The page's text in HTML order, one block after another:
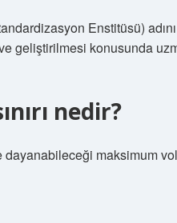
Enstitüsü)
geliştirilmesi konusunda
nedir?
maksimum